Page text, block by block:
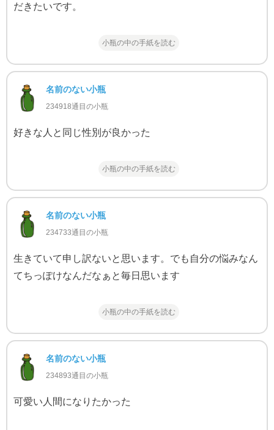
だきたいです。
小瓶の中の手紙を読む
名前のない小瓶
234918通目の小瓶
好きな人と同じ性別が良かった
小瓶の中の手紙を読む
名前のない小瓶
234733通目の小瓶
生きていて申し訳ないと思います。でも自分の悩みなん
てちっぽけなんだなぁと毎日思います
小瓶の中の手紙を読む
名前のない小瓶
234893通目の小瓶
可愛い人間になりたかった